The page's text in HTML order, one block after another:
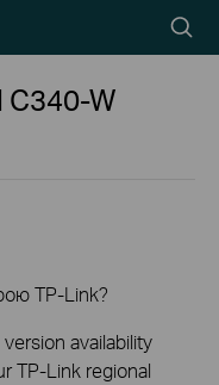
Пошук
C340-W
TP-Link?
availability
TP-Link regional